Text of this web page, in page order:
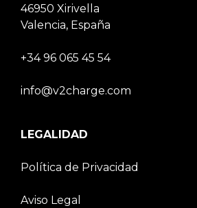
46950 Xirivella
Valencia, España
+34 96 065 45 54
info@v2charge.com
LEGALIDAD
Política de Privacidad
Aviso Legal